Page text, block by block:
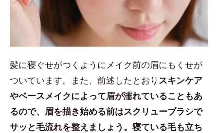
髪に寝ぐせがつくようにメイク前の眉にもくせが
ついています。また、前述したとおり スキンケア
やベースメイクによって眉が濡れていることもあ
るので、眉を描き始める前はスクリューブラシで
サッと毛流れを整えましょう。寝ている毛も立ち